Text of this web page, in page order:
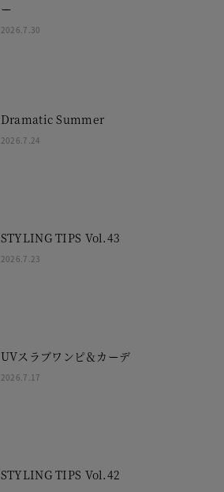
ー
2026.7.30
Dramatic Summer
2026.7.24
STYLING TIPS Vol.43
2026.7.23
UVスラブワンピ＆カーデ
2026.7.17
STYLING TIPS Vol.42